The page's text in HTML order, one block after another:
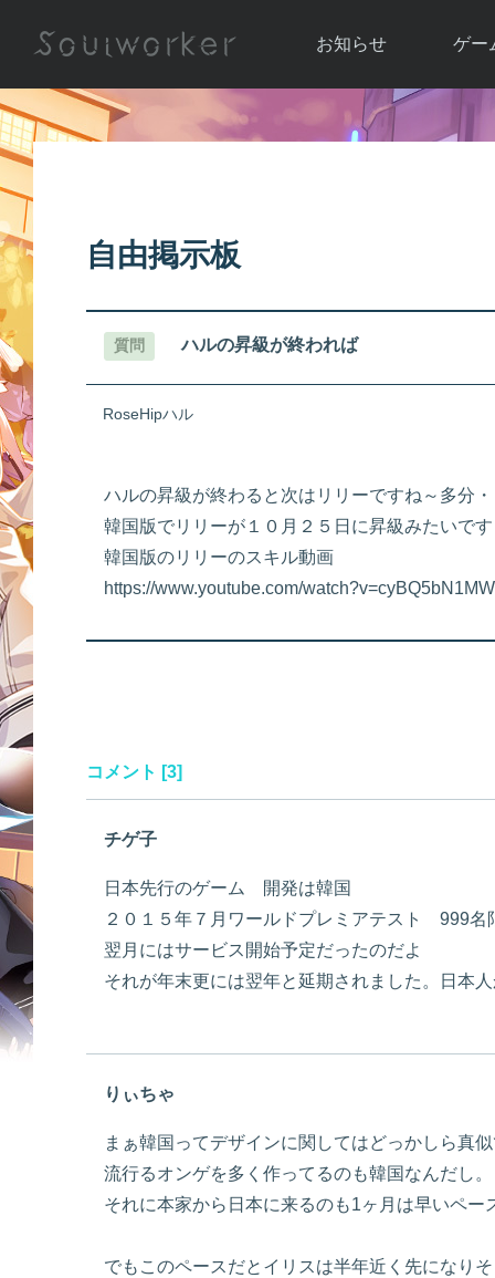
お知らせ
お知らせ一覧
ゲー
ソウ
アップ
自由掲示板
質問 ハルの昇級が終われば
RoseHipハル
ハルの昇級が終わると次はリリーですね～多分
韓国版でリリーが１０月２５日に昇級みたいで
韓国版のリリーのスキル動画
https://www.youtube.com/
コメント [3]
チゲ子
日本先行のゲーム 開発は韓国
２０１５年７月ワールドプレミアテスト 999名
翌月にはサービス開始予定だったのだよ
それが年末更には翌年と延期されました。日本
りぃちゃ
まぁ韓国ってデザインに関してはどっかしら真
流行るオンゲを多く作ってるのも韓国なんだし。
それに本家から日本に来るのも1ヶ月は早いペー
でもこのペースだとイリスは半年近く先になり